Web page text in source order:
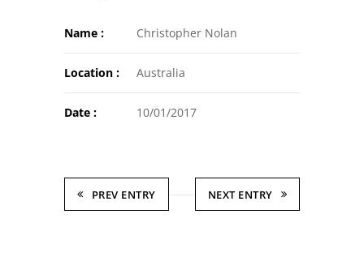
Name : Christopher Nolan
Location : Australia
Date : 10/01/2017
PREV ENTRY NEXT ENTRY